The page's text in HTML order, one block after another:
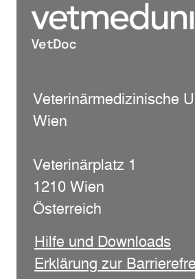
Veterinärmedizinische
Wien
Veterinärplatz 1
1210 Wien
Österreich
Hilfe und Downloads
Erklärung zur